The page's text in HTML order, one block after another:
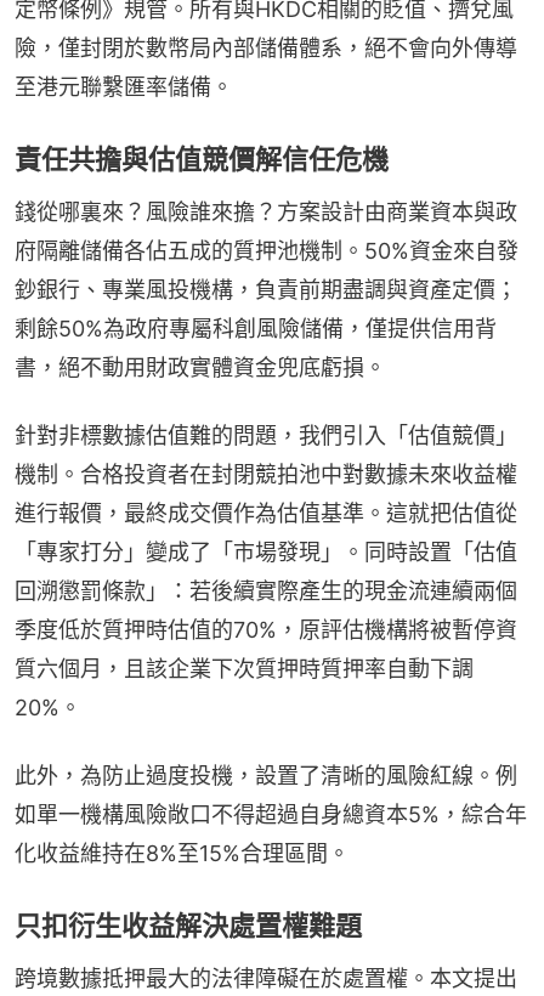
定幣條例》規管。所有與HKDC相關的貶值、擠兌風
險，僅封閉於數幣局內部儲備體系，絕不會向外傳導
至港元聯繫匯率儲備。
責任共擔與估值競價解信任危機
錢從哪裏來？風險誰來擔？方案設計由商業資本與政
府隔離儲備各佔五成的質押池機制。50%資金來自發
鈔銀行、專業風投機構，負責前期盡調與資產定價；
剩餘50%為政府專屬科創風險儲備，僅提供信用背
書，絕不動用財政實體資金兜底虧損。
針對非標數據估值難的問題，我們引入「估值競價」
機制。合格投資者在封閉競拍池中對數據未來收益權
進行報價，最終成交價作為估值基準。這就把估值從
「專家打分」變成了「市場發現」。同時設置「估值
回溯懲罰條款」：若後續實際產生的現金流連續兩個
季度低於質押時估值的70%，原評估機構將被暫停資
質六個月，且該企業下次質押時質押率自動下調
20%。
此外，為防止過度投機，設置了清晰的風險紅線。例
如單一機構風險敞口不得超過自身總資本5%，綜合年
化收益維持在8%至15%合理區間。
只扣衍生收益解決處置權難題
跨境數據抵押最大的法律障礙在於處置權。本文提出